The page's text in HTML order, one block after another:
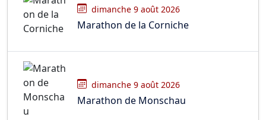
dimanche 9 août 2026
Marathon de la Corniche
dimanche 9 août 2026
Marathon de Monschau